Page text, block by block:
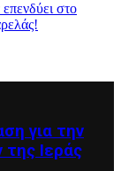
στο
για την
Ιεράς